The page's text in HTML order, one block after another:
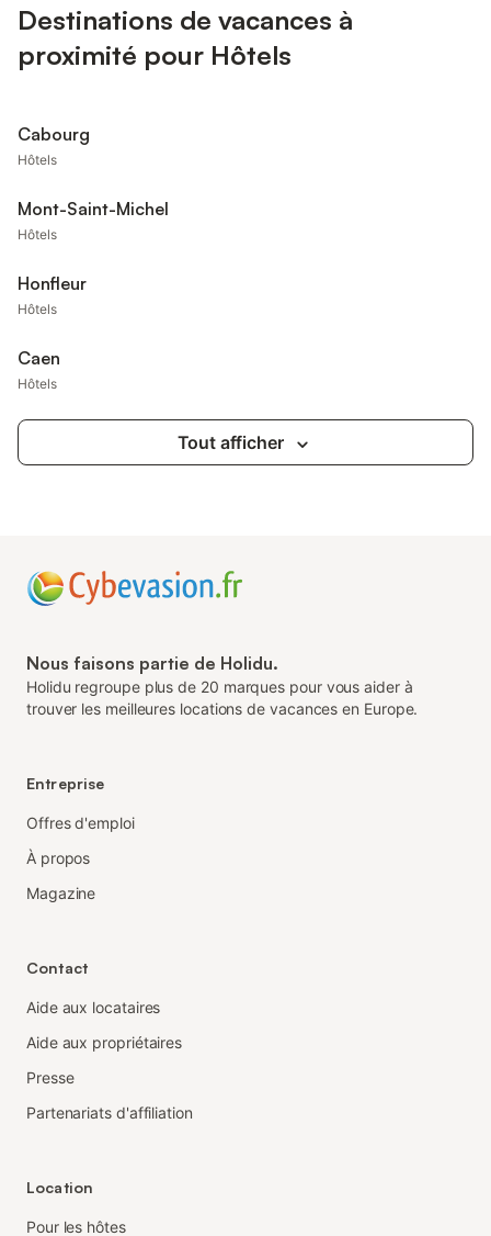
Destinations de vacances à
proximité pour Hôtels
Cabourg
Hôtels
Mont-Saint-Michel
Hôtels
Honfleur
Hôtels
Caen
Hôtels
Tout afficher
Nous faisons partie de Holidu.
Holidu regroupe plus de 20 marques pour vous aider à
trouver les meilleures locations de vacances en Europe.
Entreprise
Offres d'emploi
À propos
Magazine
Contact
Aide aux locataires
Aide aux propriétaires
Presse
Partenariats d'affiliation
Location
Pour les hôtes